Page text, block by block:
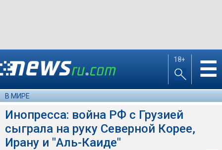
18+ ☰
В МИРЕ
Инопресса: война РФ с Грузией
сыграла на руку Северной Корее,
Ирану и "Аль-Каиде"